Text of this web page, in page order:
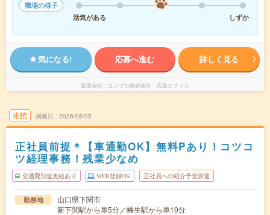
職場の様子
活気がある
しずか
気になる! 応募へ進む 詳しく見る
派遣会社 エンプロ株式会社 広島オフィス
未読 掲載日 2026/08/05
正社員前提＊【車通勤OK】無料Pあり！コツコ
ツ経理事務！残業少なめ
交通費別途支給あり WEB登録OK 正社員への紹介予定派遣
勤務地
山口県下関市
新下関駅から車5分／幡生駅から車10分